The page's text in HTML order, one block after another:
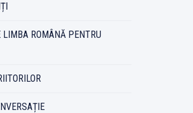
LIMBA ROMÂNĂ PENTRU